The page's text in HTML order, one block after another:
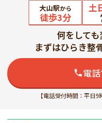
大山駅から
徒歩3分
土
何をして
まずはひらき整
電
【電話受付時間：平日